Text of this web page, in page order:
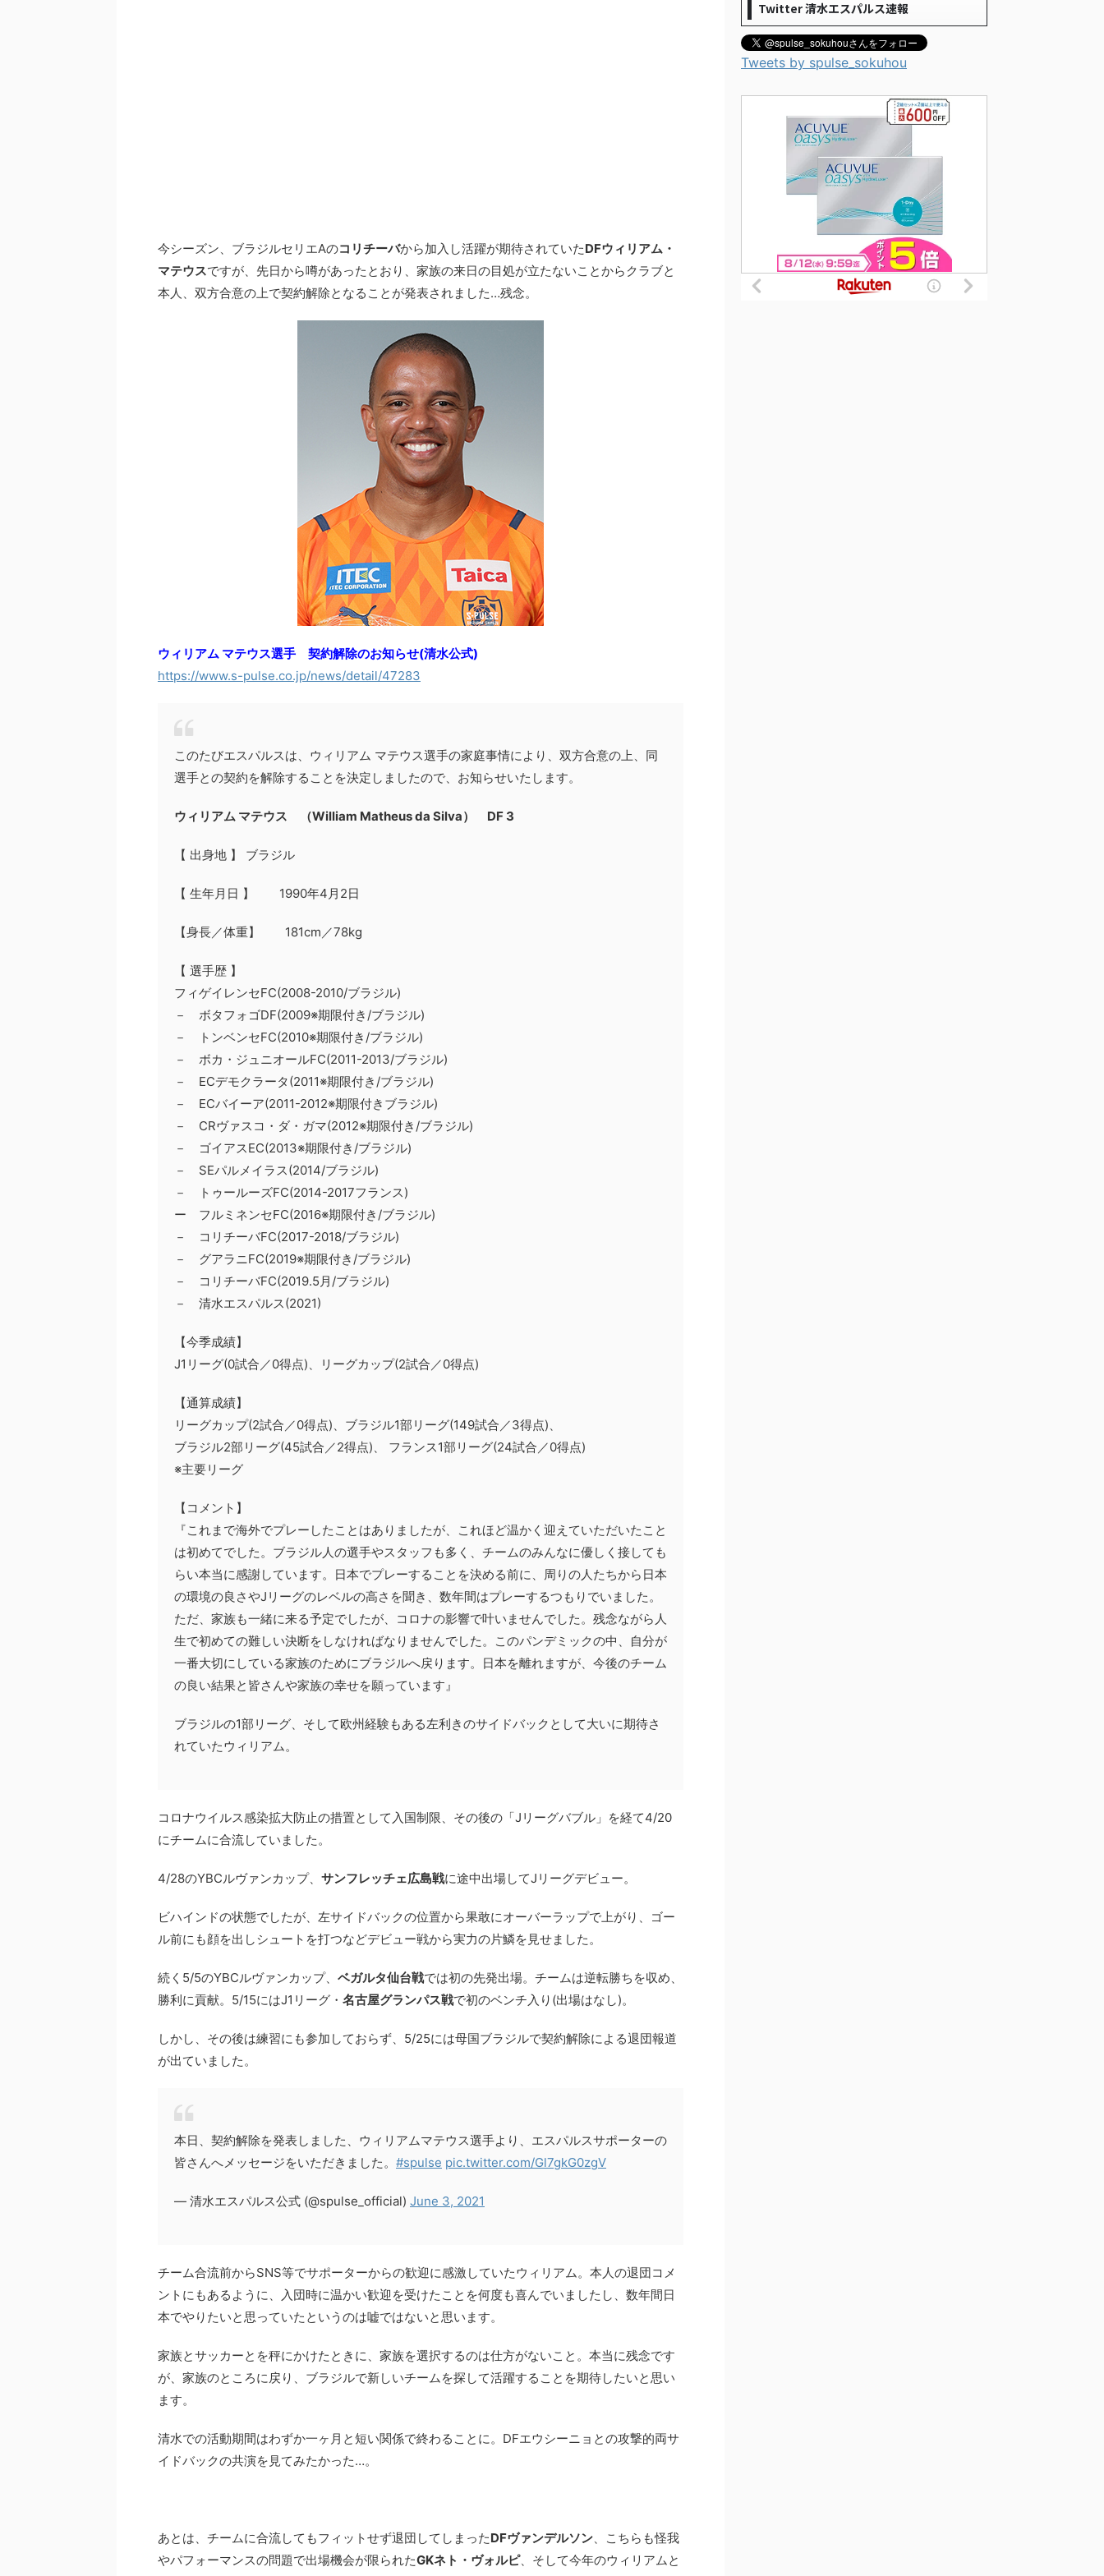
今シーズン、ブラジルセリエAのコリチーバから加入し活躍が期待されていたDFウィリアム・
マテウスですが、先日から噂があったとおり、家族の来日の目処が立たないことからクラブと
本人、双方合意の上で契約解除となることが発表されました…残念。
ウィリアム マテウス選手 契約解除のお知らせ(清水公式)
https://www.s-pulse.co.jp/news/detail/47283
このたびエスパルスは、ウィリアム マテウス選手の家庭事情により、双方合意の上、同
選手との契約を解除することを決定しましたので、お知らせいたします。
ウィリアム マテウス （William Matheus da Silva） DF 3
【 出身地 】 ブラジル
【 生年月日 】 1990年4月2日
【身長／体重】 181cm／78kg
【 選手歴 】
フィゲイレンセFC(2008-2010/ブラジル)
－ ボタフォゴDF(2009※期限付き/ブラジル)
－ トンベンセFC(2010※期限付き/ブラジル)
－ ボカ・ジュニオールFC(2011-2013/ブラジル)
－ ECデモクラータ(2011※期限付き/ブラジル)
－ ECバイーア(2011-2012※期限付きブラジル)
－ CRヴァスコ・ダ・ガマ(2012※期限付き/ブラジル)
－ ゴイアスEC(2013※期限付き/ブラジル)
－ SEパルメイラス(2014/ブラジル)
－ トゥールーズFC(2014-2017フランス)
ー フルミネンセFC(2016※期限付き/ブラジル)
－ コリチーバFC(2017-2018/ブラジル)
－ グアラニFC(2019※期限付き/ブラジル)
－ コリチーバFC(2019.5月/ブラジル)
－ 清水エスパルス(2021)
【今季成績】
J1リーグ(0試合／0得点)、リーグカップ(2試合／0得点)
【通算成績】
リーグカップ(2試合／0得点)、ブラジル1部リーグ(149試合／3得点)、
ブラジル2部リーグ(45試合／2得点)、 フランス1部リーグ(24試合／0得点)
※主要リーグ
【コメント】
『これまで海外でプレーしたことはありましたが、これほど温かく迎えていただいたこと
は初めてでした。ブラジル人の選手やスタッフも多く、チームのみんなに優しく接しても
らい本当に感謝しています。日本でプレーすることを決める前に、周りの人たちから日本
の環境の良さやJリーグのレベルの高さを聞き、数年間はプレーするつもりでいました。
ただ、家族も一緒に来る予定でしたが、コロナの影響で叶いませんでした。残念ながら人
生で初めての難しい決断をしなければなりませんでした。このパンデミックの中、自分が
一番大切にしている家族のためにブラジルへ戻ります。日本を離れますが、今後のチーム
の良い結果と皆さんや家族の幸せを願っています』
ブラジルの1部リーグ、そして欧州経験もある左利きのサイドバックとして大いに期待さ
れていたウィリアム。
コロナウイルス感染拡大防止の措置として入国制限、その後の「Jリーグバブル」を経て4/20
にチームに合流していました。
4/28のYBCルヴァンカップ、 サンフレッチェ広島戦に途中出場してJリーグデビュー。
ビハインドの状態でしたが、左サイドバックの位置から果敢にオーバーラップで上がり、ゴー
ル前にも顔を出しシュートを打つなどデビュー戦から実力の片鱗を見せました。
続く5/5のYBCルヴァンカップ、 ベガルタ仙台戦では初の先発出場。チームは逆転勝ちを収め、
勝利に貢献。5/15にはJ1リーグ・ 名古屋グランパス戦で初のベンチ入り(出場はなし)。
しかし、その後は練習にも参加しておらず、5/25には母国ブラジルで契約解除による退団報道
が出ていました。
本日、契約解除を発表しました、ウィリアムマテウス選手より、エスパルスサポーターの
皆さんへメッセージをいただきました。 #spulse pic.twitter.com/Gl7gkG0zgV
— 清水エスパルス公式 (@spulse_official) June 3, 2021
チーム合流前からSNS等でサポーターからの歓迎に感激していたウィリアム。本人の退団コメ
ントにもあるように、入団時に温かい歓迎を受けたことを何度も喜んでいましたし、数年間日
本でやりたいと思っていたというのは嘘ではないと思います。
家族とサッカーとを秤にかけたときに、家族を選択するのは仕方がないこと。本当に残念です
が、家族のところに戻り、ブラジルで新しいチームを探して活躍することを期待したいと思い
ます。
清水での活動期間はわずか一ヶ月と短い関係で終わることに。DFエウシーニョとの攻撃的両サ
イドバックの共演を見てみたかった…。
あとは、チームに合流してもフィットせず退団してしまったDFヴァンデルソン、こちらも怪我
やパフォーマンスの問題で出場機会が限られたGKネト・ヴォルピ、そして今年のウィリアムと
Twitter 清水エスパルス速報
Tweets by spulse_sokuhou